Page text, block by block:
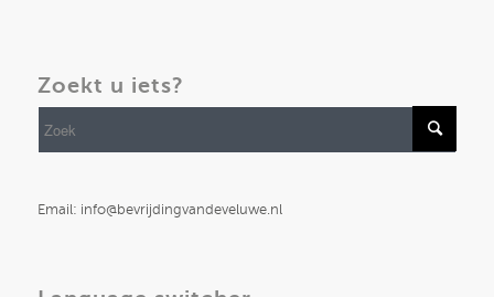
Zoekt u iets?
Email: info@bevrijdingvandeveluwe.nl